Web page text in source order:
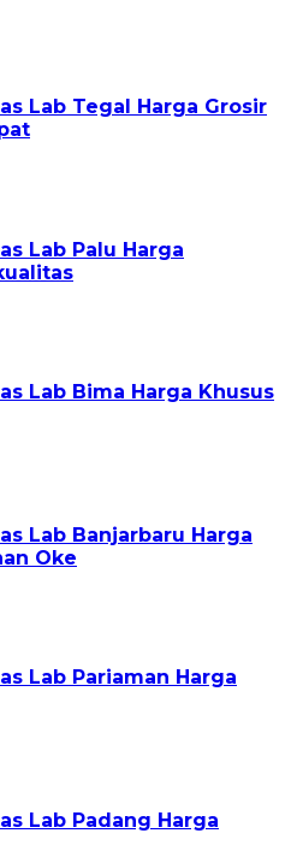
Lab Tegal Harga Grosir
Lab Palu Harga
Lab Bima Harga Khusus
Lab Banjarbaru Harga
Oke
Lab Pariaman Harga
Lab Padang Harga